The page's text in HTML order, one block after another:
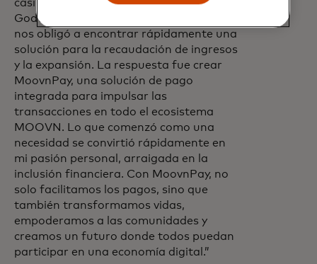
casi todas las transacciones”, dice
Godwin Gabriel, CEO de MOOVN. “Esto
nos obligó a encontrar rápidamente una
solución para la recaudación de ingresos
y la expansión. La respuesta fue crear
MoovnPay, una solución de pago
integrada para impulsar las
transacciones en todo el ecosistema
MOOVN. Lo que comenzó como una
necesidad se convirtió rápidamente en
mi pasión personal, arraigada en la
inclusión financiera. Con MoovnPay, no
solo facilitamos los pagos, sino que
también transformamos vidas,
empoderamos a las comunidades y
creamos un futuro donde todos puedan
participar en una economía digital.”